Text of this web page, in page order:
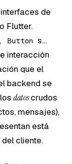
de
Flutter.
Button s…
interacción
que el
backend se
datoscrudos
mensajes),
está
cliente.